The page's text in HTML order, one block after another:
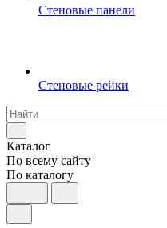
Стеновые панели
Стеновые рейки
Каталог
По всему сайту
По каталогу